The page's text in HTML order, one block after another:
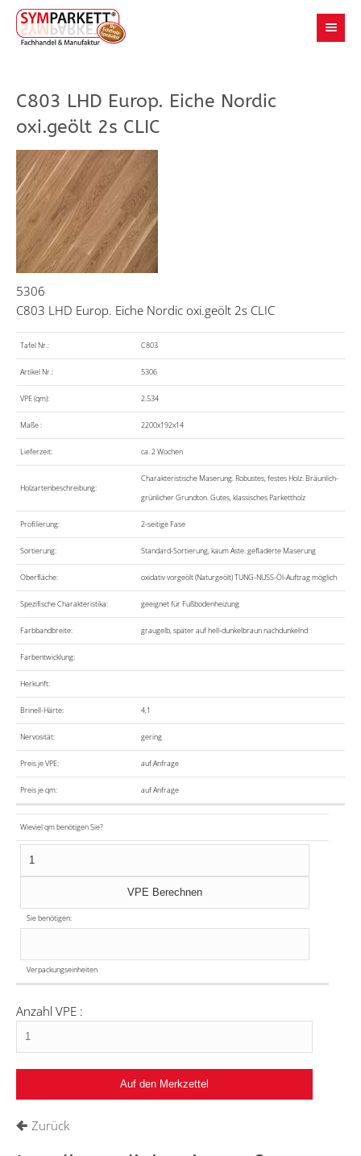
C803 LHD Europ. Eiche Nordic
oxi.geölt 2s CLIC
5306
C803 LHD Europ. Eiche Nordic oxi.geölt 2s CLIC
Tafel Nr.: C803
Artikel Nr.: 5306
VPE (qm): 2.534
Maße : 2200x192x14
Lieferzeit: ca. 2 Wochen
Holzartenbeschreibung:
Charakteristische Maserung. Robustes, festes Holz. Bräunlich-
grünlicher Grundton. Gutes, klassisches Parkettholz
Profilierung: 2-seitige Fase
Sortierung: Standard-Sortierung, kaum Äste. gefladerte Maserung
Oberfläche: oxidativ vorgeölt (Naturgeölt) TUNG-NUSS-Öl-Auftrag möglich
Spezifische Charakteristika: geeignet für Fußbodenheizung
Farbbandbreite: graugelb, später auf hell-dunkelbraun nachdunkelnd
Farbentwicklung:
Herkunft:
Brinell-Härte: 4,1
Nervosität: gering
Preis je VPE: auf Anfrage
Preis je qm: auf Anfrage
Wieviel qm benötigen Sie?
Sie benötigen:
Verpackungseinheiten
Anzahl VPE :
Zurück